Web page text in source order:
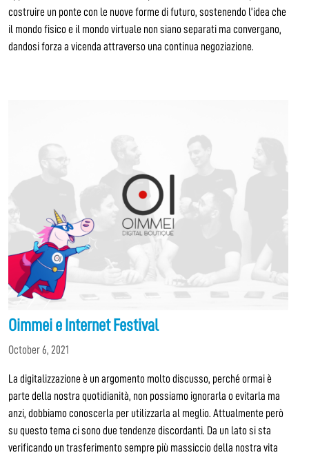
costruire un ponte con le nuove forme di futuro, sostenendo l’idea che
il mondo fisico e il mondo virtuale non siano separati ma convergano,
dandosi forza a vicenda attraverso una continua negoziazione.
Oimmei e Internet Festival
October 6, 2021
La digitalizzazione è un argomento molto discusso, perché ormai è
parte della nostra quotidianità, non possiamo ignorarla o evitarla ma
anzi, dobbiamo conoscerla per utilizzarla al meglio. Attualmente però
su questo tema ci sono due tendenze discordanti. Da un lato si sta
verificando un trasferimento sempre più massiccio della nostra vita